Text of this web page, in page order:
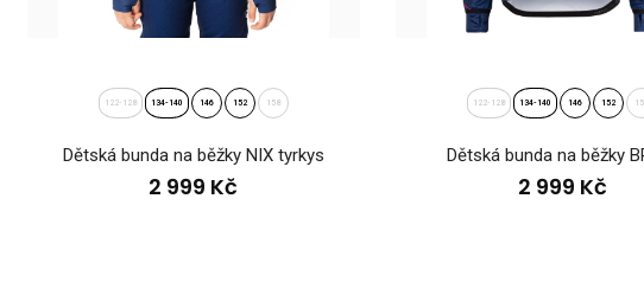
Dětská bunda na běžky NIX tyrkys
122-128 134-140 146 152 158
Dětská bunda na běžky NIX tyrkys
2 999 Kč
122-128 134-140 146 152
Dětská bunda na běžky
2 999 Kč